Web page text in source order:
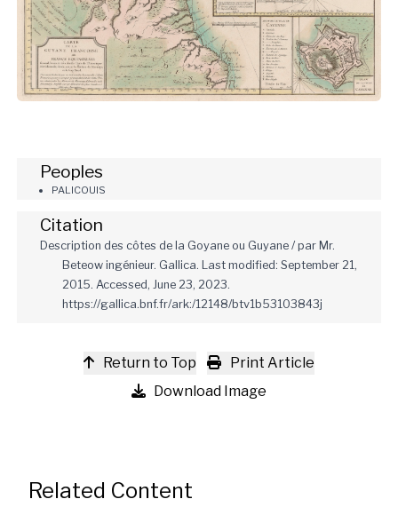
Peoples
PALICOUIS
Citation
Description des côtes de la Goyane ou Guyane / par Mr.
Beteow ingénieur. Gallica. Last modified: September 21,
2015. Accessed, June 23, 2023.
https://gallica.bnf.fr/ark:/12148/btv1b53103843j
Return to Top
Print Article
Download Image
Related Content